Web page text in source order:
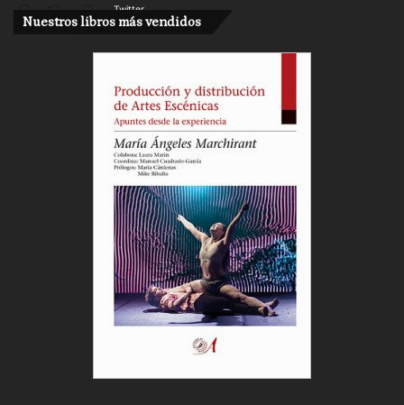
Twitter
Cargar más
Nuestros libros más vendidos